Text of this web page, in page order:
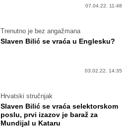
07.04.22. 11:48
Trenutno je bez angažmana
Slaven Bilić se vraća u Englesku?
03.02.22. 14:35
Hrvatski stručnjak
Slaven Bilić se vraća selektorskom
poslu, prvi izazov je baraž za
Mundijal u Kataru